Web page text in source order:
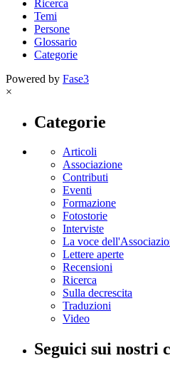
Ricerca
Temi
Persone
Glossario
Categorie
Powered by Fase3
×
Categorie
Articoli
Associazione
Contributi
Eventi
Formazione
Fotostorie
Interviste
La voce
Lettere aperte
Recensioni
Ricerca
Sulla decrescita
Traduzioni
Video
Seguici sui nostri